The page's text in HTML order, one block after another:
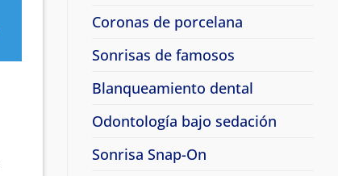
Coronas de porcelana
Sonrisas de famosos
Blanqueamiento dental
Odontología bajo sedación
Sonrisa Snap-On